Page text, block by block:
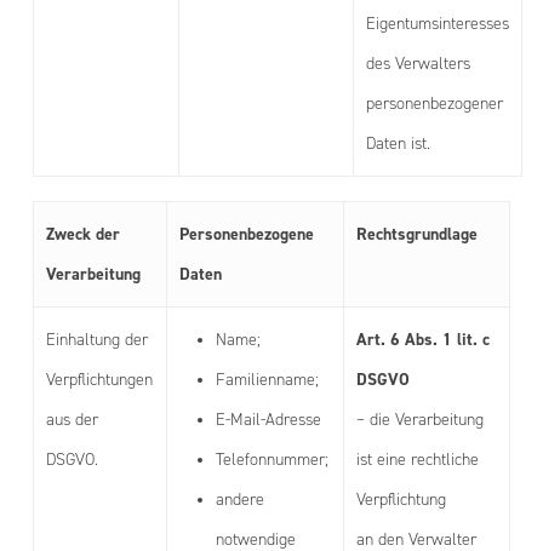
Eigentumsinteresses
des Verwalters
personenbezogener
Daten ist.
Zweck der
Verarbeitung
Personenbezogene
Daten
Rechtsgrundlage
Einhaltung der
Verpflichtungen
aus der
DSGVO.
Name;
Familienname;
E-Mail-Adresse
Telefonnummer;
andere
notwendige
Art. 6 Abs. 1 lit. c
DSGVO
– die Verarbeitung
ist eine rechtliche
Verpflichtung
an den Verwalter